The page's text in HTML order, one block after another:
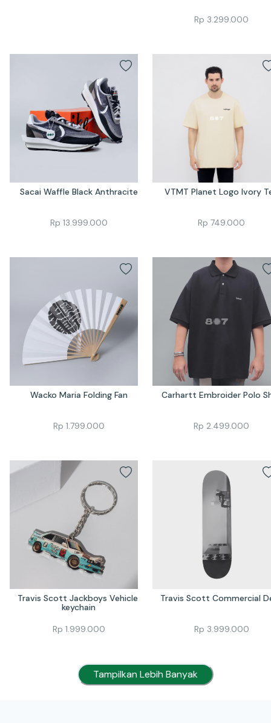
Rp 3.299.000
Sacai Waffle Black Anthracite
Rp 13.999.000
VTMT Planet Logo Ivory
Rp 749.000
Wacko Maria Folding Fan
Rp 1.799.000
Carhartt Embroider Polo
Rp 2.499.000
Travis Scott Jackboys Vehicle
keychain
Rp 1.999.000
Travis Scott Commercial
Rp 3.999.000
Tampilkan Lebih Banyak